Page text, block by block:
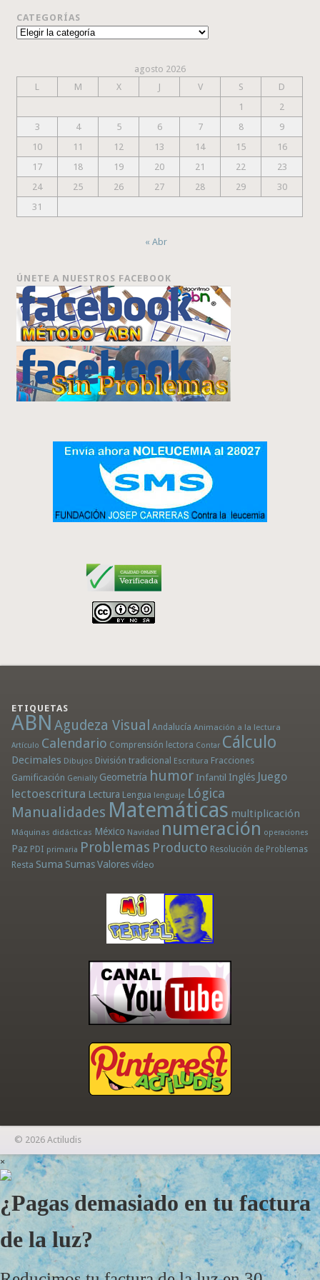
CATEGORÍAS
Categorías
agosto 2026
L
M X J V S
D
1
2
3
4 5 6 7 8
9
10
11 12 13 14 15
16
17
18 19 20 21 22
23
24
25 26 27 28 29
30
31
« Abr
ÚNETE A NUESTROS FACEBOOK
ETIQUETAS
ABN Agudeza Visual Andalucía Animación a la lectura
Artículo Calendario Comprensión lectora Contar Cálculo
Decimales Dibujos División tradicional Escritura Fracciones
Gamificación Genially Geometría humor Infantil Inglés Juego
lectoescritura Lectura Lengua lenguaje Lógica
Manualidades Matemáticas multiplicación
Máquinas didácticas México Navidad numeración operaciones
Paz PDI primaria Problemas Producto Resolución de Problemas
Resta Suma Sumas Valores vídeo
© 2026 Actiludis
×
¿Pagas demasiado en tu factura
de la luz?